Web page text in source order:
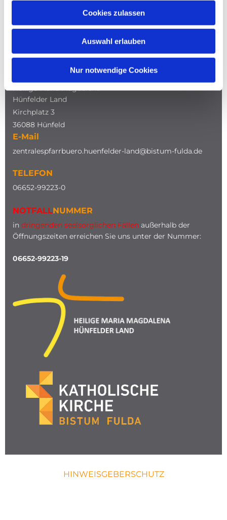
Cookies zulassen
Auswahl erlauben
Nur notwendige Cookies
NAVIGATION
Heilige Maria Magdalena
Hünfelder Land
Kirchplatz 3
36088 Hünfeld
E-Mail
zentralespfarrbuero.huenfelder-land@bistum-fulda.de
TELEFON
06652-99223-0
NOTFALLNUMMER
in dringenden seelsorglichen Fällen außerhalb der
Öffnungszeiten erreichen Sie uns unter der Nummer:
06652-99223-19
HINWEISGEBERSCHUTZ